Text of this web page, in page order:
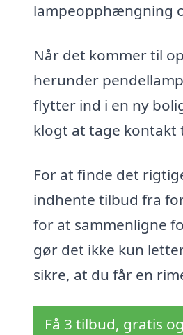
lampeopphængning
Når det kommer til
herunder
flytter ind i en ny
klogt at tage kontakt
For at finde det
indhente tilbud fra
for at sammenligne
gør det ikke kun
sikre, at du får en
Få 3 tilbud, gratis